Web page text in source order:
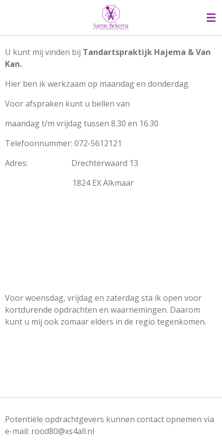
hoofdinhoud
U kunt mij vinden bij Tandartspraktijk Hajema & Van
Kan.
Hier ben ik werkzaam op maandag en donderdag.
Voor afspraken kunt u bellen van
maandag t/m vrijdag tussen 8.30 en 16.30
Telefoonnummer: 072-5612121
Adres: Drechterwaard 13
1824 EX Alkmaar
Voor woensdag, vrijdag en zaterdag sta ik open voor
kortdurende opdrachten en waarnemingen. Daarom
kunt u mij ook zomaar elders in de regio tegenkomen.
Potentiële opdrachtgevers kunnen contact opnemen via
e-mail: rood80@xs4all.nl